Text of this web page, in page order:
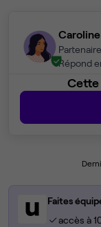
Caroline
Répond
Cette
Faites
accès à